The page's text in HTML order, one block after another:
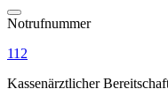
Notrufnummer
112
Kassenärztlicher